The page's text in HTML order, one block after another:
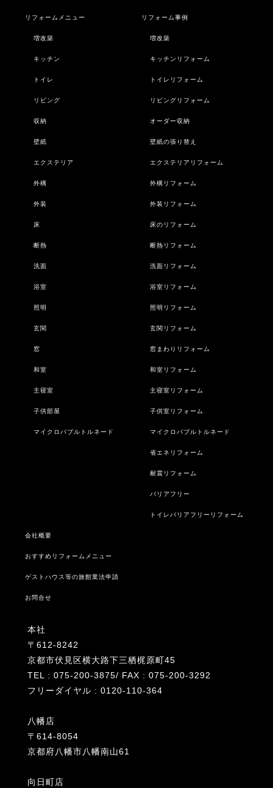
リフォームメニュー
増改築
キッチン
トイレ
リビング
収納
壁紙
エクステリア
外構
外装
床
断熱
洗面
浴室
照明
玄関
窓
和室
主寝室
子供部屋
マイクロバブルトルネード
リフォーム事例
増改築
キッチンリフォーム
トイレリフォーム
リビングリフォーム
オーダー収納
壁紙の張り替え
エクステリアリフォーム
外構リフォーム
外装リフォーム
床のリフォーム
断熱リフォーム
洗面リフォーム
浴室リフォーム
照明リフォーム
玄関リフォーム
窓まわりリフォーム
和室リフォーム
主寝室リフォーム
子供室リフォーム
マイクロバブルトルネード
省エネリフォーム
耐震リフォーム
バリアフリー
トイレバリアフリーリフォーム
会社概要
おすすめリフォームメニュー
ゲストハウス等の旅館業法申請
お問合せ
本社
〒612-8242
京都市伏見区横大路下三栖梶原町45
TEL : 075-200-3875/ FAX : 075-200-3292
フリーダイヤル : 0120-110-364
八幡店
〒614-8054
京都府八幡市八幡南山61
向日町店